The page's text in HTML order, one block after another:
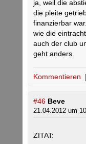
ja, weil die
die pleite
finanzierbar
wie die
auch der club
geht anders.
Kommentieren |
#46 Beve
21.04.2012 um
ZITAT: